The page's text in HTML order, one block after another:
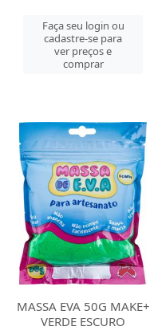
Faça seu login ou
cadastre-se para
ver preços e
comprar
MASSA EVA 50G MAKE+
VERDE ESCURO